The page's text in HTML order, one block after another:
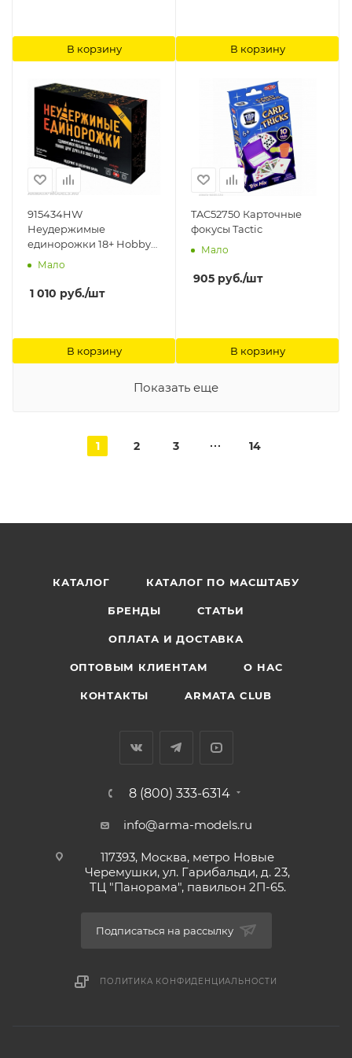
В корзину В корзину
915434HW
Неудержимые
единорожки 18+ Hobby
World
Мало
1 010 руб./шт
В корзину
TAC52750 Карточные
фокусы Tactic
Мало
905 руб./шт
В корзину
Показать еще
1 2 3 14
КАТАЛОГ КАТАЛОГ ПО МАСШТАБУ
БРЕНДЫ СТАТЬИ
ОПЛАТА И ДОСТАВКА
ОПТОВЫМ КЛИЕНТАМ О НАС
КОНТАКТЫ ARMATA CLUB
8 (800) 333-6314
info@arma-models.ru
117393, Москва, метро Новые
Черемушки, ул. Гарибальди, д. 23,
ТЦ "Панорама", павильон 2П-65.
Подписаться на рассылку
ПОЛИТИКА КОНФИДЕНЦИАЛЬНОСТИ